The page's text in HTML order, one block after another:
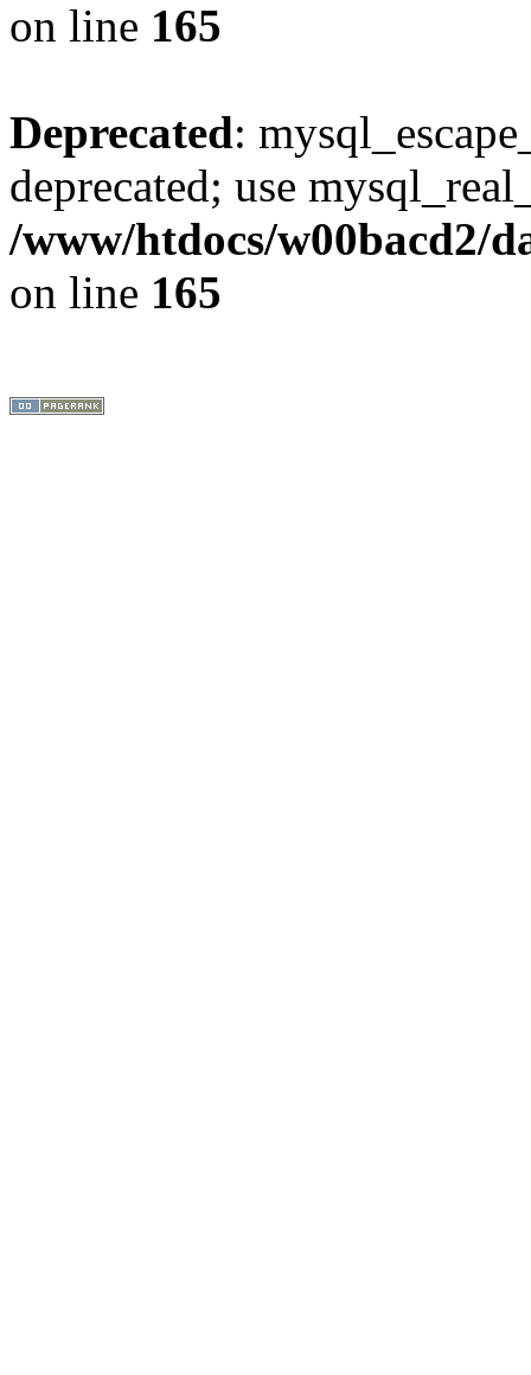
on line 165
Deprecated:
deprecated; use
/www/htdocs/w00bacd2/
on line 165